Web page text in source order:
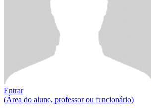
Entrar
(Área do aluno, professor ou funcionário)